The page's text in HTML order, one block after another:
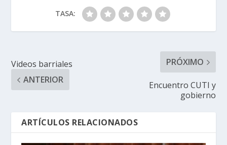
TASA:
Videos barriales
ANTERIOR
PRÓXIMO
Encuentro CUTI y
gobierno
ARTÍCULOS RELACIONADOS